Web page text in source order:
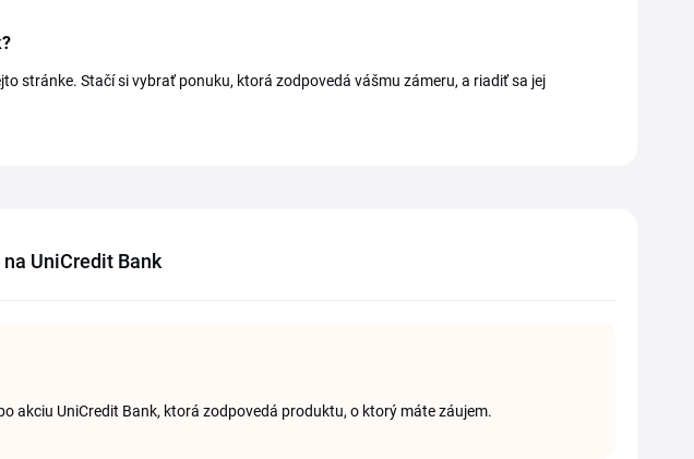
stránke. Stačí si vybrať ponuku, ktorá zodpovedá vášmu zámeru, a riadiť sa jej
UniCredit Bank
akciu UniCredit Bank, ktorá zodpovedá produktu, o ktorý máte záujem.